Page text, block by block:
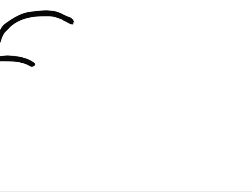
PS4
PS5